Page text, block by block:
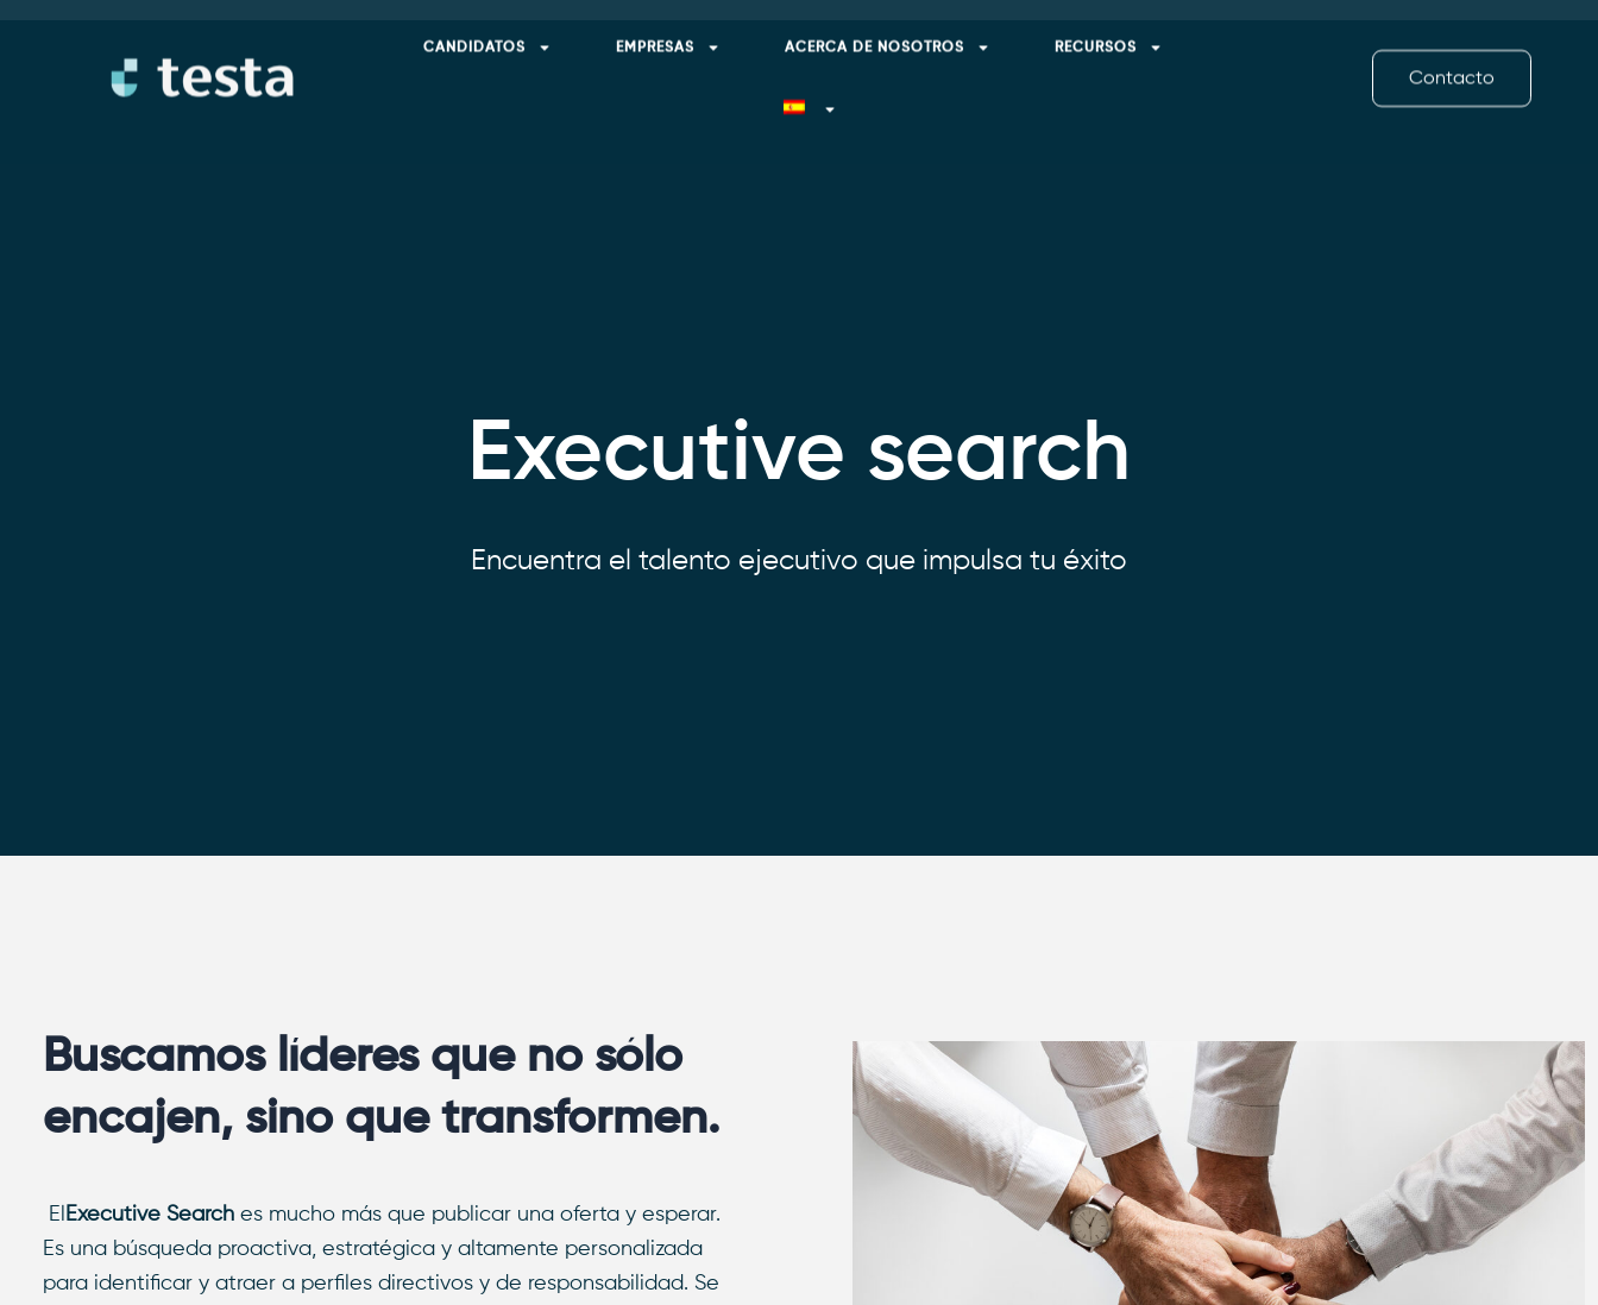
CANDIDATOS EMPRESAS ACERCA DE NOSOTROS RECURSOS
Contacto
Executive search
Encuentra el talento ejecutivo que impulsa tu éxito
Buscamos líderes que no sólo
encajen, sino que transformen.
El Executive Search es mucho más que publicar una oferta y esperar.
Es una búsqueda proactiva, estratégica y altamente personalizada
para identificar y atraer a perfiles directivos y de responsabilidad. Se